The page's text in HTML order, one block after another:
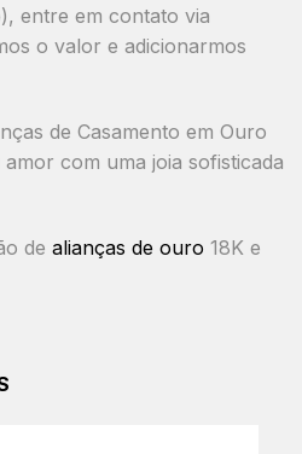
entre em contato via
o valor e adicionarmos
de Casamento em Ouro
com uma joia sofisticada
de alianças de ouro 18K e